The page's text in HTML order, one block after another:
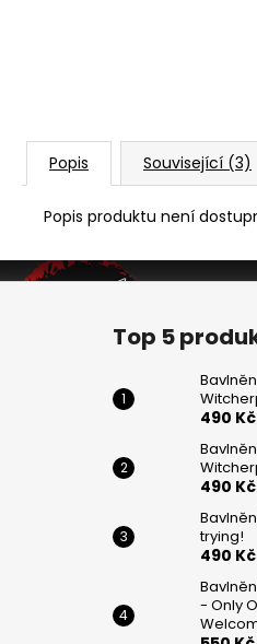
Popis Související (3)
Popis produktu není
Z
Top 5
490 Kč
490 Kč
trying!
490 Kč
- Only